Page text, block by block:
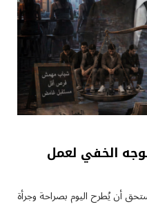
الخفي لعمل
أن يُطرح اليوم بصراحة وجرأة